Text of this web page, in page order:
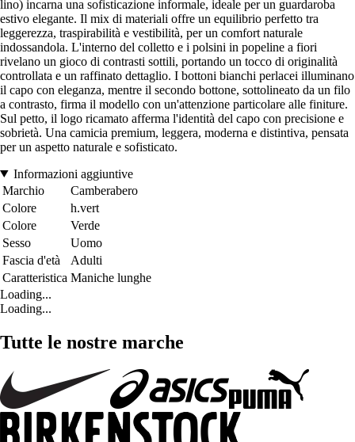
lino) incarna una sofisticazione informale, ideale per un guardaroba
estivo elegante. Il mix di materiali offre un equilibrio perfetto tra
leggerezza, traspirabilità e vestibilità, per un comfort naturale
indossandola. L'interno del colletto e i polsini in popeline a fiori
rivelano un gioco di contrasti sottili, portando un tocco di originalità
controllata e un raffinato dettaglio. I bottoni bianchi perlacei illuminano
il capo con eleganza, mentre il secondo bottone, sottolineato da un filo
a contrasto, firma il modello con un'attenzione particolare alle finiture.
Sul petto, il logo ricamato afferma l'identità del capo con precisione e
sobrietà. Una camicia premium, leggera, moderna e distintiva, pensata
per un aspetto naturale e sofisticato.
Informazioni aggiuntive
Marchio
Camberabero
Colore
h.vert
Colore
Verde
Sesso
Uomo
Fascia d'età
Adulti
Caratteristica Maniche lunghe
Loading...
Loading...
Tutte le nostre marche